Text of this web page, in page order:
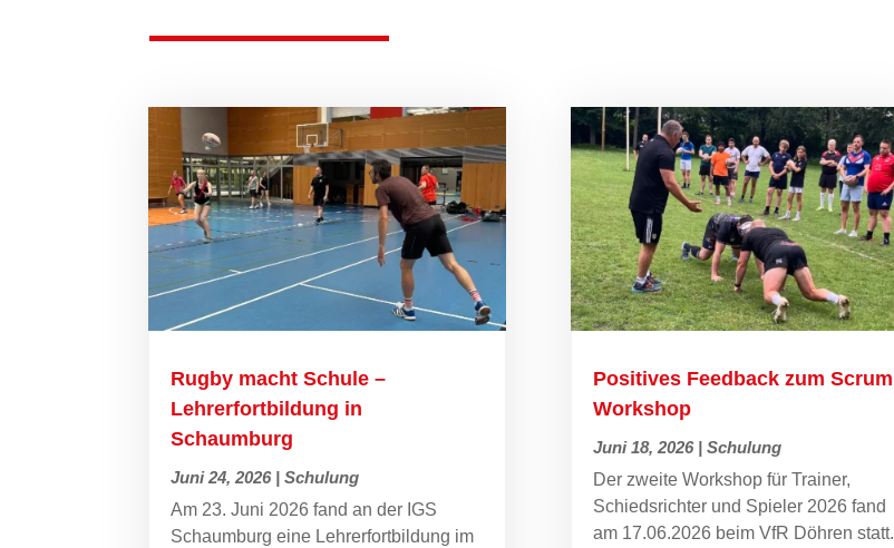
Rugby macht Schule –
Lehrerfortbildung in
Schaumburg
Juni 24, 2026|Schulung
Am 23. Juni 2026 fand an der IGS
Schaumburg eine Lehrerfortbildung im
Positives Feedback zum Scrum
Workshop
Juni 18, 2026| Schulung
Der zweite Workshop für Trainer,
Schiedsrichter und Spieler 2026 fand
am 17.06.2026 beim VfR Döhren statt.